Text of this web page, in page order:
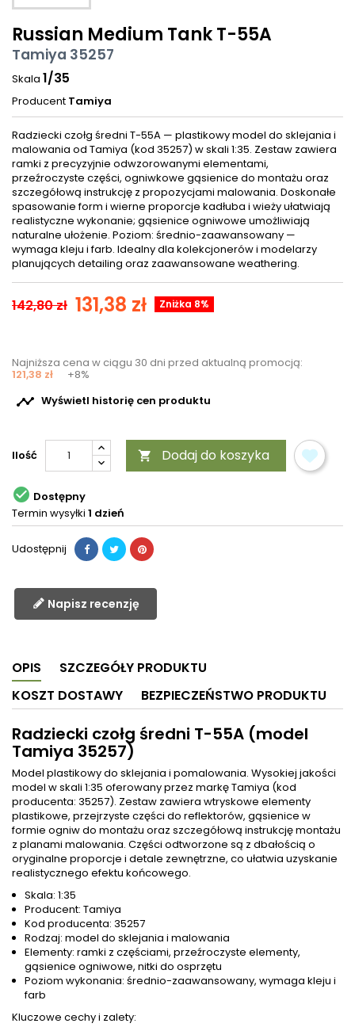
Russian Medium Tank T-55A
Tamiya 35257
Skala 1/35
Producent Tamiya
Radziecki czołg średni T-55A — plastikowy model do sklejania i
malowania od Tamiya (kod 35257) w skali 1:35. Zestaw zawiera
ramki z precyzyjnie odwzorowanymi elementami,
przeźroczyste części, ogniwkowe gąsienice do montażu oraz
szczegółową instrukcję z propozycjami malowania. Doskonałe
spasowanie form i wierne proporcje kadłuba i wieży ułatwiają
realistyczne wykonanie; gąsienice ogniwowe umożliwiają
naturalne ułożenie. Poziom: średnio-zaawansowany —
wymaga kleju i farb. Idealny dla kolekcjonerów i modelarzy
planujących detailing oraz zaawansowane weathering.
142,80 zł 131,38 zł Zniżka 8%
Najniższa cena w ciągu 30 dni przed aktualną promocją:
121,38 zł +8%
 Wyświetl historię cen produktu
Ilość  Dodaj do koszyka
 Dostępny
Termin wysyłki 1 dzień
Udostępnij
Napisz recenzję
OPIS
SZCZEGÓŁY PRODUKTU
KOSZT DOSTAWY
BEZPIECZEŃSTWO PRODUKTU
Radziecki czołg średni T-55A (model
Tamiya 35257)
Model plastikowy do sklejania i pomalowania. Wysokiej jakości
model w skali 1:35 oferowany przez markę Tamiya (kod
producenta: 35257). Zestaw zawiera wtryskowe elementy
plastikowe, przejrzyste części do reflektorów, gąsienice w
formie ogniw do montażu oraz szczegółową instrukcję montażu
z planami malowania. Części odtworzone są z dbałością o
oryginalne proporcje i detale zewnętrzne, co ułatwia uzyskanie
realistycznego efektu końcowego.
Skala: 1:35
Producent: Tamiya
Kod producenta: 35257
Rodzaj: model do sklejania i malowania
Elementy: ramki z częściami, przeźroczyste elementy,
gąsienice ogniwowe, nitki do osprzętu
Poziom wykonania: średnio-zaawansowany, wymaga kleju i
farb
Kluczowe cechy i zalety: